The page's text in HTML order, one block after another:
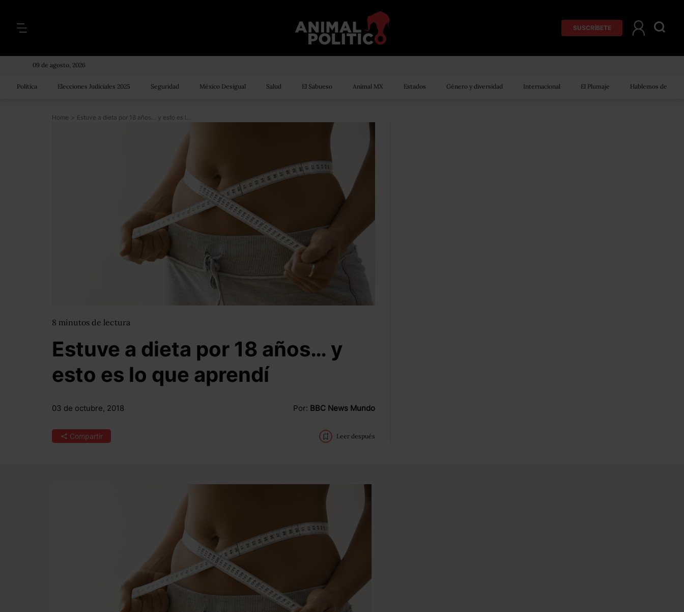
SUSCRÍBETE
09 de agosto, 2026
Política Elecciones Judiciales 2025 Seguridad México Desigual Salud El Sabueso Animal MX Estados Género y diversidad Internacional El Plumaje Hablemos de
Home > Estuve a dieta por 18 años… y esto es lo que aprendí
8 minutos de lectura
Estuve a dieta por 18 años… y
esto es lo que aprendí
03 de octubre, 2018 Por: BBC News Mundo
Compartir Leer después